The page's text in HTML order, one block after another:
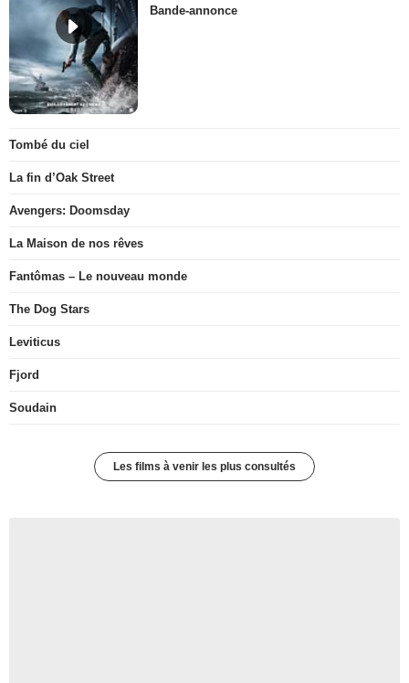
Bande-annonce
Tombé du ciel
La fin d’Oak Street
Avengers: Doomsday
La Maison de nos rêves
Fantômas – Le nouveau monde
The Dog Stars
Leviticus
Fjord
Soudain
Les films à venir les plus consultés